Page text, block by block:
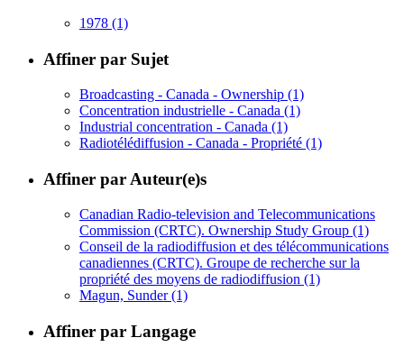
1978 (1)
Affiner par Sujet
Broadcasting - Canada - Ownership (1)
Concentration industrielle - Canada (1)
Industrial concentration - Canada (1)
Radiotélédiffusion - Canada - Propriété (1)
Affiner par Auteur(e)s
Canadian Radio-television and Telecommunications
Commission (CRTC). Ownership Study Group (1)
Conseil de la radiodiffusion et des télécommunications
canadiennes (CRTC). Groupe de recherche sur la
propriété des moyens de radiodiffusion (1)
Magun, Sunder(1)
Affiner par Langage